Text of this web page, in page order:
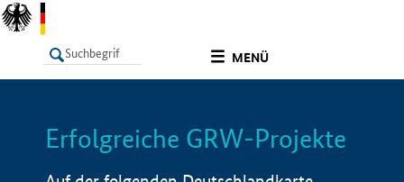
MENÜ
LISTE Info
Erfolgreiche GRW-Projekte